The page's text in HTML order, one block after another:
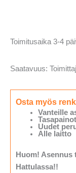
Toimitusaika 3-4
Saatavuus:
Osta myös
Vanteille
Uudet
Alle laitto
Huom!
Hattulassa!!